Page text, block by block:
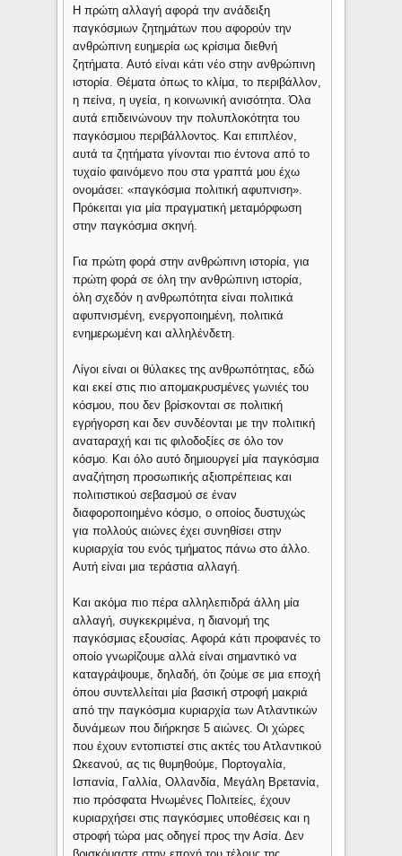
Η πρώτη αλλαγή αφορά την ανάδειξη
παγκόσμιων ζητημάτων που αφορούν την
ανθρώπινη ευημερία ως κρίσιμα διεθνή
ζητήματα. Αυτό είναι κάτι νέο στην ανθρώπινη
ιστορία. Θέματα όπως το κλίμα, το περιβάλλον,
η πείνα, η υγεία, η κοινωνική ανισότητα. Όλα
αυτά επιδεινώνουν την πολυπλοκότητα του
παγκόσμιου περιβάλλοντος. Και επιπλέον,
αυτά τα ζητήματα γίνονται πιο έντονα από το
τυχαίο φαινόμενο που στα γραπτά μου έχω
ονομάσει: «παγκόσμια πολιτική αφυπνιση».
Πρόκειται για μία πραγματική μεταμόρφωση
στην παγκόσμια σκηνή.
Για πρώτη φορά στην ανθρώπινη ιστορία, για
πρώτη φορά σε όλη την ανθρώπινη ιστορία,
όλη σχεδόν η ανθρωπότητα είναι πολιτικά
αφυπνισμένη, ενεργοποιημένη, πολιτικά
ενημερωμένη και αλληλένδετη.
Λίγοι είναι οι θύλακες της ανθρωπότητας, εδώ
και εκεί στις πιο απομακρυσμένες γωνιές του
κόσμου, που δεν βρίσκονται σε πολιτική
εγρήγορση και δεν συνδέονται με την πολιτική
αναταραχή και τις φιλοδοξίες σε όλο τον
κόσμο. Και όλο αυτό δημιουργεί μία παγκόσμια
αναζήτηση προσωπικής αξιοπρέπειας και
πολιτιστικού σεβασμού σε έναν
διαφοροποιημένο κόσμο, ο οποίος δυστυχώς
για πολλούς αιώνες έχει συνηθίσει στην
κυριαρχία του ενός τμήματος πάνω στο άλλο.
Αυτή είναι μια τεράστια αλλαγή.
Και ακόμα πιο πέρα ​​αλληλεπιδρά άλλη μία
αλλαγή, συγκεκριμένα, η διανομή της
παγκόσμιας εξουσίας. Αφορά κάτι προφανές το
οποίο γνωρίζουμε αλλά είναι σημαντικό να
καταγράψουμε, δηλαδή, ότι ζούμε σε μια εποχή
όπου συντελλείται μία βασική στροφή μακριά
από την παγκόσμια κυριαρχία των Ατλαντικών
δυνάμεων που διήρκησε 5 αιώνες. Οι χώρες
που έχουν εντοπιστεί στις ακτές του Ατλαντικού
Ωκεανού, ας τις θυμηθούμε, Πορτογαλία,
Ισπανία, Γαλλία, Ολλανδία, Μεγάλη Βρετανία,
πιο πρόσφατα Ηνωμένες Πολιτείες, έχουν
κυριαρχήσει στις παγκόσμιες υποθέσεις και η
στροφή τώρα μας οδηγεί προς την Ασία. Δεν